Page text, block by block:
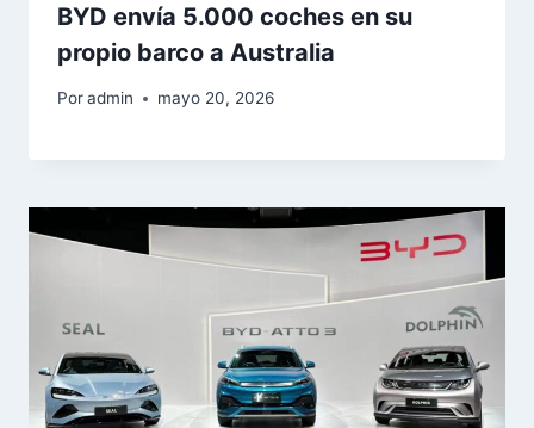
BYD envía 5.000 coches en su
propio barco a Australia
Poradmin mayo 20, 2026